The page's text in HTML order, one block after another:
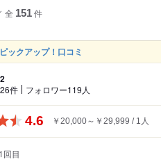
全 151件
ックアップ！口コミ
件 フォロワー119人
4.6 ￥20,000～￥29,999 1人
1回目